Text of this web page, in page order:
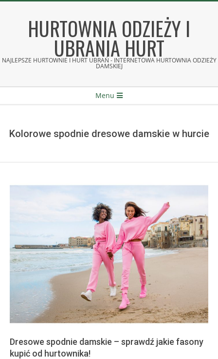
HURTOWNIA ODZIEŻY I
UBRANIA HURT
NAJLEPSZE HURTOWNIE I HURT UBRAŃ - INTERNETOWA HURTOWNIA ODZIEŻY
DAMSKIEJ
Menu
Kolorowe spodnie dresowe damskie w hurcie
Dresowe spodnie damskie – sprawdź jakie fasony
kupić od hurtownika!